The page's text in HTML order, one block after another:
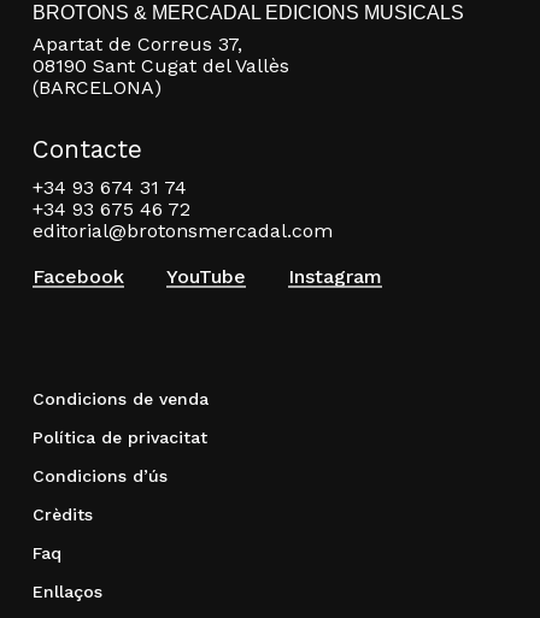
BROTONS & MERCADAL EDICIONS MUSICALS
Apartat de Correus 37,
08190 Sant Cugat del Vallès
(BARCELONA)
Contacte
+34 93 674 31 74
+34 93 675 46 72
editorial@brotonsmercadal.com
Facebook
YouTube Instagram
Condicions de venda
Política de privacitat
Condicions d’ús
Crèdits
Faq
Enllaços